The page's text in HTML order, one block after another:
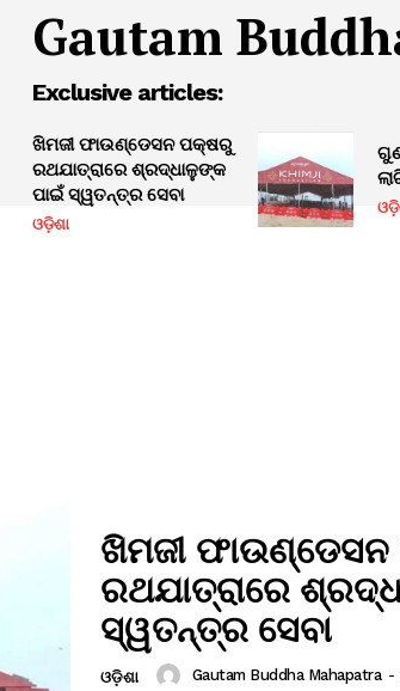
Gautam
Exclusive articles:
ଖିମଜୀ ଫାଉଣ୍ଡେସନ ପକ୍ଷରୁ
ରଥଯାତ୍ରାରେ ଶ୍ରଦ୍ଧାଳୁଙ୍କ
ପାଇଁ ସ୍ୱତନ୍ତ୍ର ସେବା
ଓଡ଼ିଶା
ଖିମଜୀ
ରଥଯାତ୍ରାରେ
ସ୍ୱତନ୍ତ୍ର ସେବା
ଓଡ଼ିଶା Gautam Buddha Mahapatra -